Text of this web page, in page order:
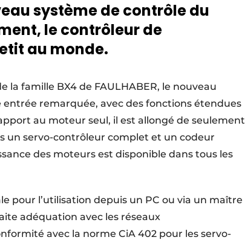
système de contrôle du
le contrôleur de
au monde.
la famille BX4 de FAULHABER, le nouveau
remarquée, avec des fonctions étendues
au moteur seul, il est allongé de seulement
un servo-contrôleur complet et un codeur
des moteurs est disponible dans tous les
pour l’utilisation depuis un PC ou via un maître
adéquation avec les réseaux
avec la norme CiA 402 pour les servo-